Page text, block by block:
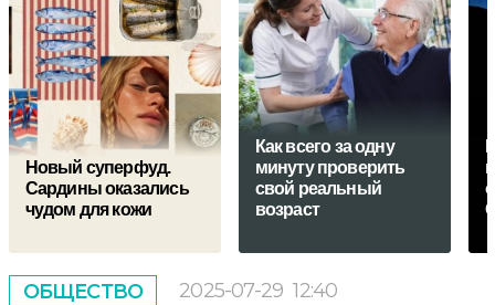
Новый суперфуд.
Сардины оказались
чудом для кожи
Как всего за одну
минуту проверить
свой реальный
возраст
ОБЩЕСТВО 2025-07-29 12:40